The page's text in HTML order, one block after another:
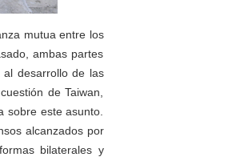
mutua entre los
ambas partes
al desarrollo de las
de Taiwan,
sobre este asunto.
alcanzados por
bilaterales y